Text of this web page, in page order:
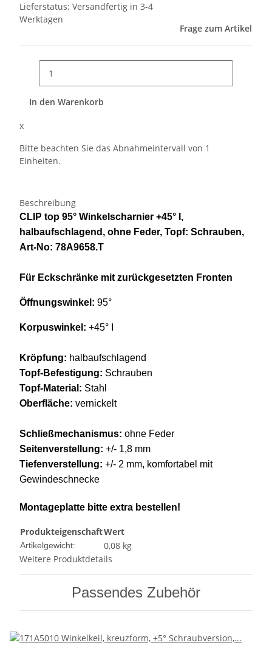
Lieferstatus: Versandfertig in 3-4
Werktagen
Frage zum Artikel
In den Warenkorb
x
Bitte beachten Sie das Abnahmeintervall von 1
Einheiten.
Beschreibung
CLIP top 95° Winkelscharnier +45° I,
halbaufschlagend, ohne Feder, Topf: Schrauben,
Art-No: 78A9658.T
Für Eckschränke mit zurückgesetzten Fronten
Öffnungswinkel: 95°
Korpuswinkel: +45° I
Kröpfung: halbaufschlagend
Topf-Befestigung: Schrauben
Topf-Material: Stahl
Oberfläche: vernickelt
Schließmechanismus: ohne Feder
Seitenverstellung: +/- 1,8 mm
Tiefenverstellung: +/- 2 mm, komfortabel mit
Gewindeschnecke
Montageplatte bitte extra bestellen!
ProdukteigenschaftWert
Artikelgewicht: 0,08 kg
Weitere Produktdetails
Passendes Zubehör